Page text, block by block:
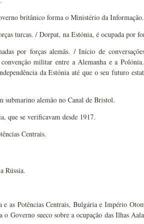
britânico forma o Ministério da Informação.
turcas. / Dorpat, na Estónia, é ocupada por
por forças alemãs. / Início de
militar entre a Alemanha e a
da Estónia até que o seu futuro
submarino alemão no Canal de Bristol.
que se verificavam desde 1917.
Centrais.
Rússia.
as Potências Centrais, Bulgária e Império
Governo sueco sobre a ocupação das Ilhas